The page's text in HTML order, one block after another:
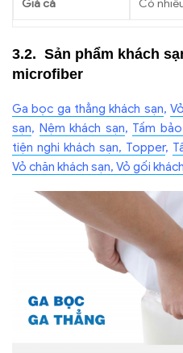
Giá cả Có
Sản phẩm khách
microfiber
Ga bọc ga thẳng khách sạn,
sạn, Nệm khách sạn, Tấm
tiện nghi khách sạn, Topper,
Vỏ chăn khách sạn, Vỏ gối